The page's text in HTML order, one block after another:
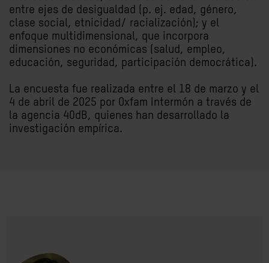
entre ejes de desigualdad (p. ej. edad, género,
clase social, etnicidad/ racialización); y el
enfoque multidimensional, que incorpora
dimensiones no económicas (salud, empleo,
educación, seguridad, participación democrática).
La encuesta fue realizada entre el 18 de marzo y el
4 de abril de 2025 por Oxfam Intermón a través de
la agencia 40dB, quienes han desarrollado la
investigación empírica.